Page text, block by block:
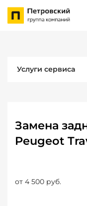
Услуги сервиса
Замена
Peugeot
от 4 500 руб.